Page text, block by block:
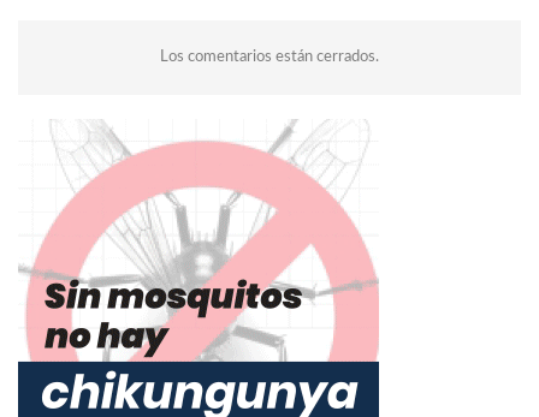
Los comentarios están cerrados.